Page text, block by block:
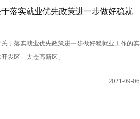
落实就业优先政策进一步做好稳就
于落实就业优先政策进一步做好稳就业工作的实
发区、太仓高新区、...
2021-09-06